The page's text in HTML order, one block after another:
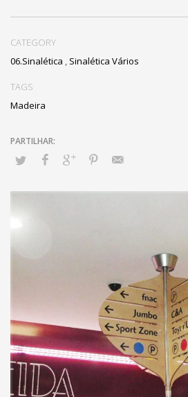
CATEGORY
06.Sinalética , Sinalética Vários
TAGS
Madeira